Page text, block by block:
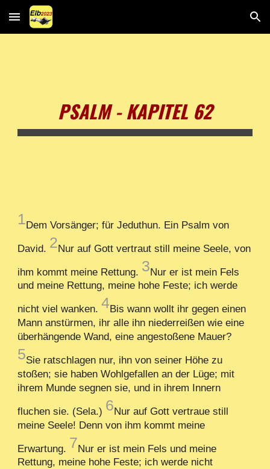
Skip to main content Skip to navigation
PSALM - KAPITEL 62
1Dem Vorsänger; für Jeduthun. Ein Psalm von
David. 2Nur auf Gott vertraut still meine Seele, von
ihm kommt meine Rettung. 3Nur er ist mein Fels
und meine Rettung, meine hohe Feste; ich werde
nicht viel wanken.4Bis wann wollt ihr gegen einen
Mann anstürmen, ihr alle ihn niederreißen wie eine
überhängende Wand, eine angestoßene Mauer?
5Sie ratschlagen nur, ihn von seiner Höhe zu
stoßen; sie haben Wohlgefallen an der Lüge; mit
ihrem Munde segnen sie, und in ihrem Innern
fluchen sie. (Sela.) 6Nur auf Gott vertraue still
meine Seele! Denn von ihm kommt meine
Erwartung. 7Nur er ist mein Fels und meine
Rettung, meine hohe Feste; ich werde nicht